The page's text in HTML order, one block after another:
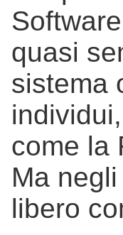
quasi
sistema
come la
Ma
libero